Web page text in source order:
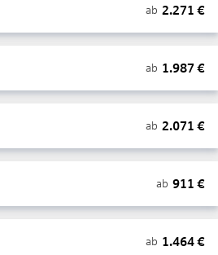
ab 2.271 €
ab 1.987 €
ab 2.071 €
ab 911 €
ab 1.464€